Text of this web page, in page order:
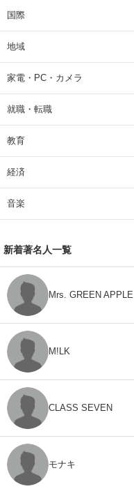
国際
地域
家電・PC・カメラ
就職・転職
教育
経済
音楽
新着著名人一覧
Mrs. GREEN APPLE
M!LK
CLASS SEVEN
モナキ